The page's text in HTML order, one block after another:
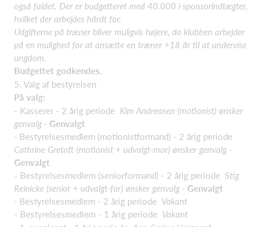
også faldet. Der er budgetteret med 40.000 i sponsorindtægter,
hvilket der arbejdes hårdt for.
Udgifterne på træner bliver muligvis højere, da klubben arbejder
på en mulighed for at ansætte en træner +18 år til at undervise
ungdom.
Budgettet godkendes.
5. Valg af bestyrelsen
På valg:
- Kasserer - 2 årig periode Kim Andreasen (motionist) ønsker
genvalg - Genvalgt
- Bestyrelsesmedlem (motionistformand) - 2 årig periode
Cathrine Gretoft (motionist + udvalgt-mor) ønsker genvalg -
Genvalgt
- Bestyrelsesmedlem (seniorformand) - 2 årig periode Stig
Reinicke (senior + udvalgt-far) ønsker genvalg - Genvalgt
- Bestyrelsesmedlem - 2 årig periode Vakant
- Bestyrelsesmedlem - 1 årig periode Vakant